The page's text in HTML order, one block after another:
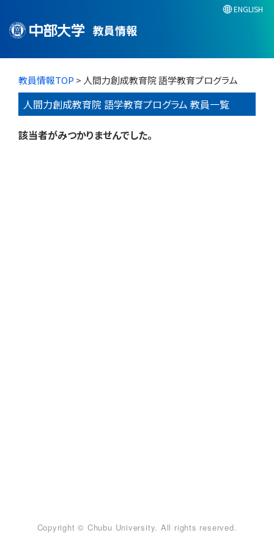
教員情報
ENGLISH
教員情報TOP > 人間力創成教育院 語学教育プログラム
人間力創成教育院 語学教育プログラム 教員一覧
該当者がみつかりませんでした。
Copyright © Chubu University. All rights reserved.